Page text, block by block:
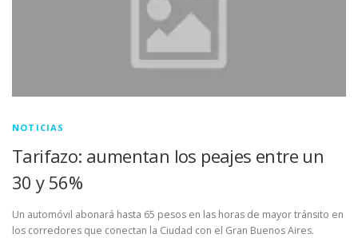
NOTICIAS
Tarifazo: aumentan los peajes entre un
30 y 56%
Un automóvil abonará hasta 65 pesos en las horas de mayor tránsito en
los corredores que conectan la Ciudad con el Gran Buenos Aires.